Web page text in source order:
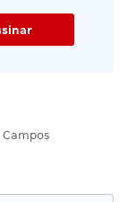
Campos